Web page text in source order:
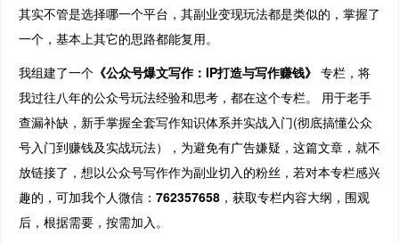
其实不管是选择哪一个平台，其副业变现玩法都是类似的，掌握了
一个，基本上其它的思路都能复用。
我组建了一个 《公众号爆文写作：IP打造与写作赚钱》 专栏，将
我过往八年的公众号玩法经验和思考，都在这个专栏。 用于老手
查漏补缺，新手掌握全套写作知识体系并实战入门(彻底搞懂公众
号入门到赚钱及实战玩法），为避免有广告嫌疑，这篇文章，就不
放链接了，想以公众号写作作为副业切入的粉丝，若对本专栏感兴
趣的，可加我个人微信： 762357658 ，获取专栏内容大纲，围观
后，根据需要，按需加入。